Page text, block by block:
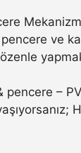
ve
–